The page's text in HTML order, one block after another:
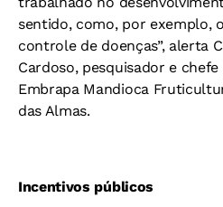
sentido, como, por exemplo,
controle de doenças”, alerta
Cardoso, pesquisador e
Embrapa Mandioca
das Almas.
Incentivos públicos